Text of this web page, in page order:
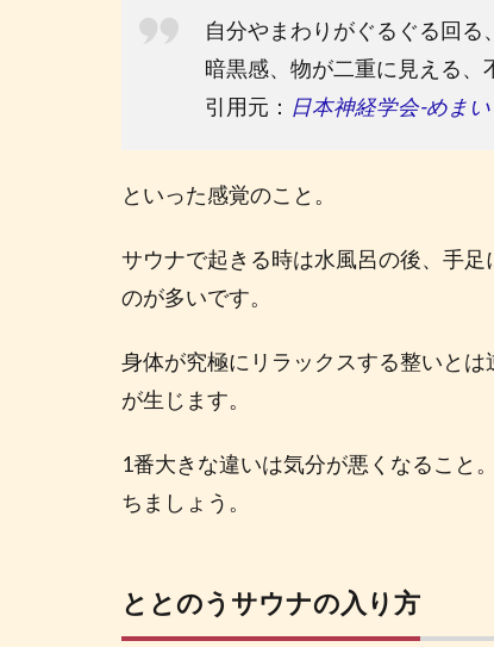
自分やまわりがぐるぐる回
暗黒感、物が二重に見える、
引用元： 日本神経学会-めまい
といった感覚のこと。
サウナで起きる時は水風呂の後、手
のが多いです。
身体が究極にリラックスする整いと
が生じます。
1番大きな違いは気分が悪くなること
ちましょう。
ととのうサウナの入り方